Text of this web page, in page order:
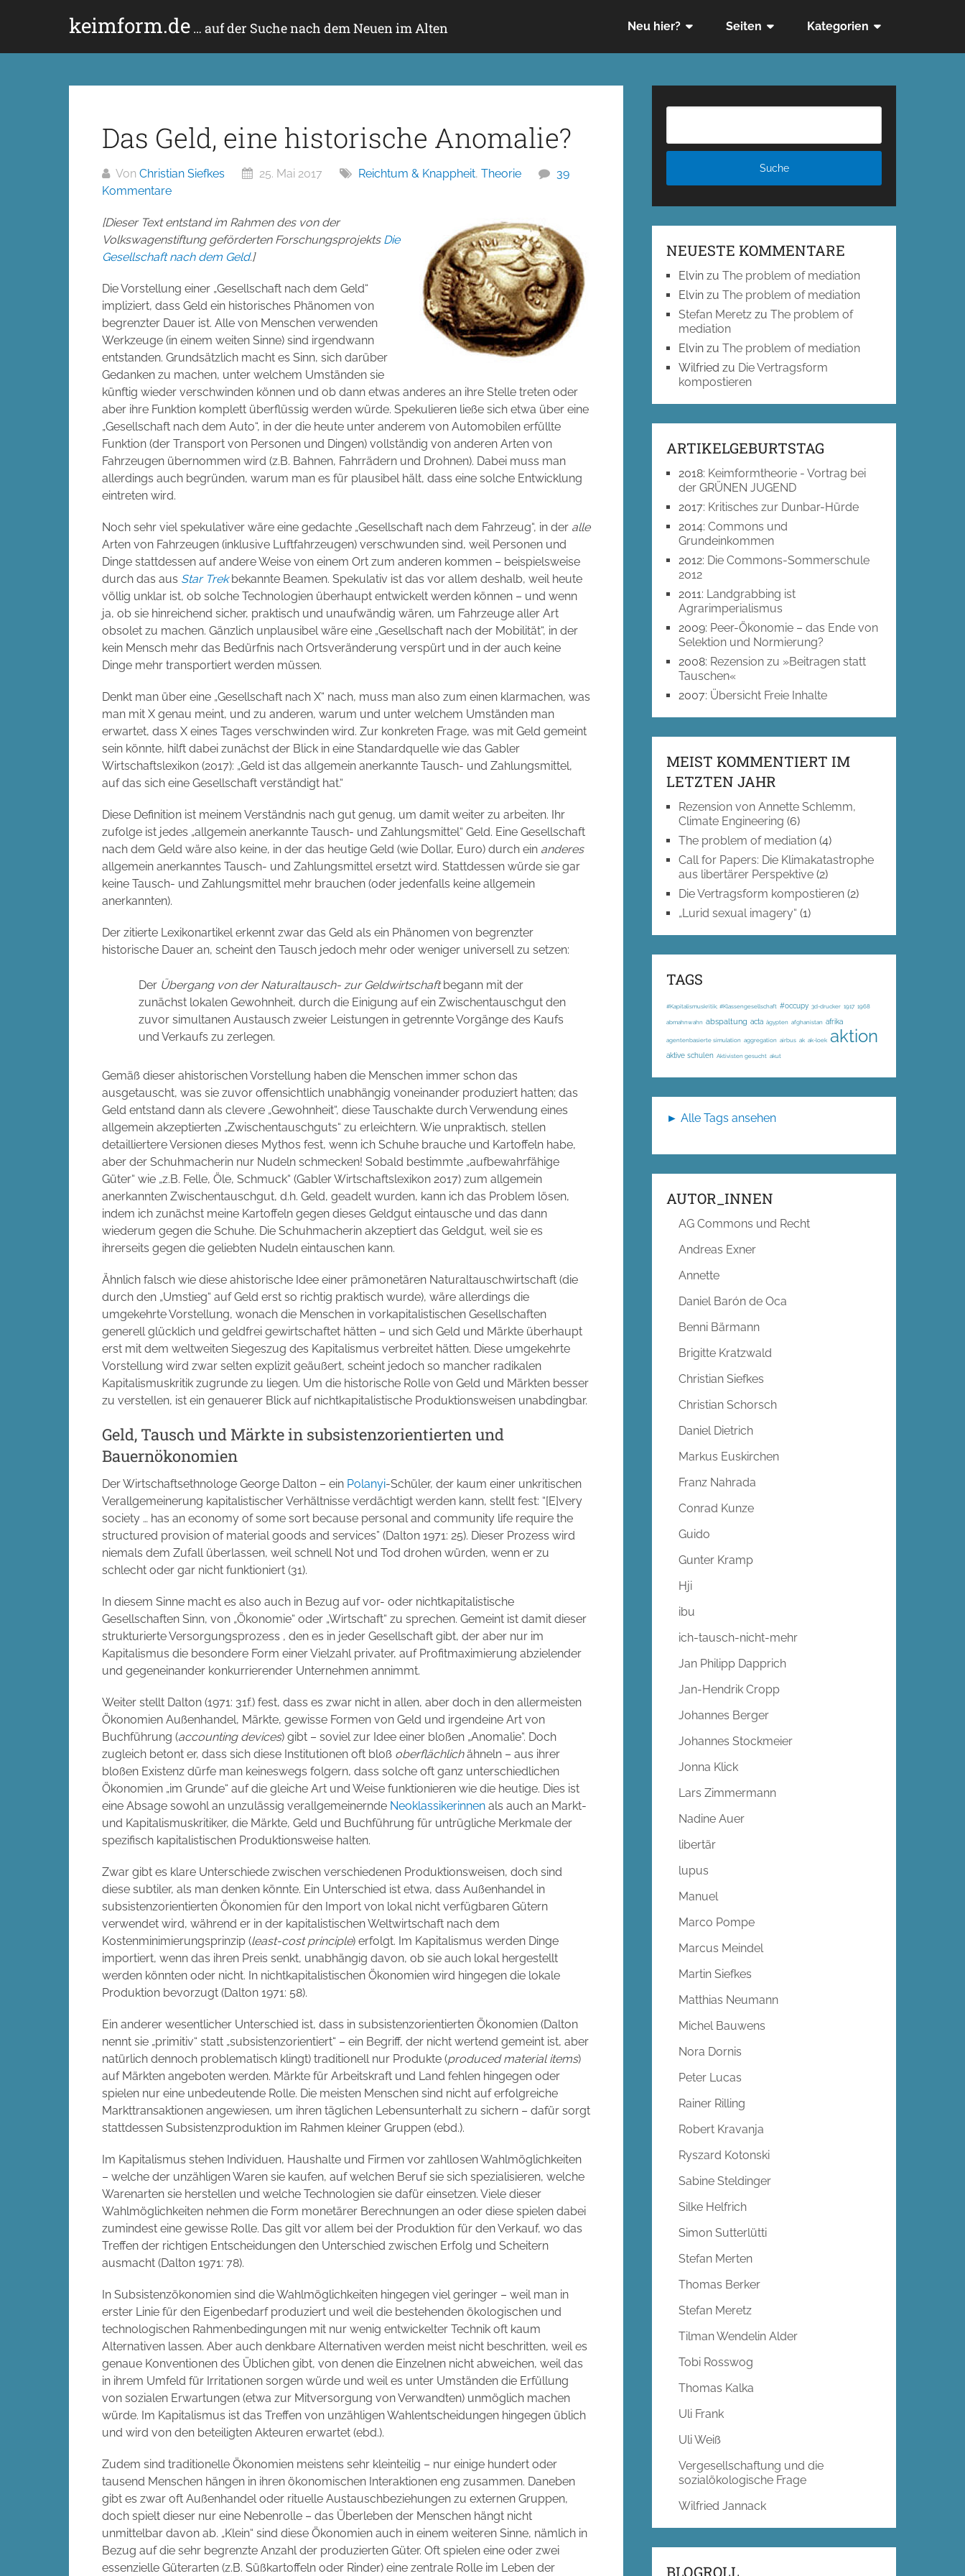
keimform.de … auf der Suche nach dem Neuen im Alten Neu hier? Seiten Kategorien
Das Geld, eine historische Anomalie?
Von Christian Siefkes 25. Mai 2017 Reichtum & Knappheit, Theorie
39
Kommentare
[Dieser Text entstand im Rahmen des von der
Volkswagenstiftung geförderten Forschungsprojekts Die
Gesellschaft nach dem Geld.]
Die Vorstellung einer „Gesellschaft nach dem Geld“
impliziert, dass Geld ein historisches Phänomen von
begrenzter Dauer ist. Alle von Menschen verwenden
Werkzeuge (in einem weiten Sinne) sind irgendwann
entstanden. Grundsätzlich macht es Sinn, sich darüber
Gedanken zu machen, unter welchem Umständen sie
künftig wieder verschwinden können und ob dann etwas anderes an ihre Stelle treten oder
aber ihre Funktion komplett überflüssig werden würde. Spekulieren ließe sich etwa über eine
„Gesellschaft nach dem Auto“, in der die heute unter anderem von Automobilen erfüllte
Funktion (der Transport von Personen und Dingen) vollständig von anderen Arten von
Fahrzeugen übernommen wird (z.B. Bahnen, Fahrrädern und Drohnen). Dabei muss man
allerdings auch begründen, warum man es für plausibel hält, dass eine solche Entwicklung
eintreten wird.
Noch sehr viel spekulativer wäre eine gedachte „Gesellschaft nach dem Fahrzeug“, in der alle
Arten von Fahrzeugen (inklusive Luftfahrzeugen) verschwunden sind, weil Personen und
Dinge stattdessen auf andere Weise von einem Ort zum anderen kommen – beispielsweise
durch das aus Star Trekbekannte Beamen. Spekulativ ist das vor allem deshalb, weil heute
völlig unklar ist, ob solche Technologien überhaupt entwickelt werden können – und wenn
ja, ob sie hinreichend sicher, praktisch und unaufwändig wären, um Fahrzeuge aller Art
obsolet zu machen. Gänzlich unplausibel wäre eine „Gesellschaft nach der Mobilität“, in der
kein Mensch mehr das Bedürfnis nach Ortsveränderung verspürt und in der auch keine
Dinge mehr transportiert werden müssen.
Denkt man über eine „Gesellschaft nach X“ nach, muss man also zum einen klarmachen, was
man mit X genau meint, und zu anderen, warum und unter welchem Umständen man
erwartet, dass X eines Tages verschwinden wird. Zur konkreten Frage, was mit Geld gemeint
sein könnte, hilft dabei zunächst der Blick in eine Standardquelle wie das Gabler
Wirtschaftslexikon (2017): „Geld ist das allgemein anerkannte Tausch- und Zahlungsmittel,
auf das sich eine Gesellschaft verständigt hat.“
Diese Definition ist meinem Verständnis nach gut genug, um damit weiter zu arbeiten. Ihr
zufolge ist jedes „allgemein anerkannte Tausch- und Zahlungsmittel“ Geld. Eine Gesellschaft
nach dem Geld wäre also keine, in der das heutige Geld (wie Dollar, Euro) durch ein anderes
allgemein anerkanntes Tausch- und Zahlungsmittel ersetzt wird. Stattdessen würde sie gar
keine Tausch- und Zahlungsmittel mehr brauchen (oder jedenfalls keine allgemein
anerkannten).
Der zitierte Lexikonartikel erkennt zwar das Geld als ein Phänomen von begrenzter
historische Dauer an, scheint den Tausch jedoch mehr oder weniger universell zu setzen:
Der Übergang von der Naturaltausch- zur Geldwirtschaftbegann mit der
zunächst lokalen Gewohnheit, durch die Einigung auf ein Zwischentauschgut den
zuvor simultanen Austausch zweier Leistungen in getrennte Vorgänge des Kaufs
und Verkaufs zu zerlegen.
Gemäß dieser ahistorischen Vorstellung haben die Menschen immer schon das
ausgetauscht, was sie zuvor offensichtlich unabhängig voneinander produziert hatten; das
Geld entstand dann als clevere „Gewohnheit“, diese Tauschakte durch Verwendung eines
allgemein akzeptierten „Zwischentauschguts“ zu erleichtern. Wie unpraktisch, stellen
detailliertere Versionen dieses Mythos fest, wenn ich Schuhe brauche und Kartoffeln habe,
aber der Schuhmacherin nur Nudeln schmecken! Sobald bestimmte „aufbewahrfähige
Güter“ wie „z.B. Felle, Öle, Schmuck“ (Gabler Wirtschaftslexikon 2017) zum allgemein
anerkannten Zwischentauschgut, d.h. Geld, geadelt wurden, kann ich das Problem lösen,
indem ich zunächst meine Kartoffeln gegen dieses Geldgut eintausche und das dann
wiederum gegen die Schuhe. Die Schuhmacherin akzeptiert das Geldgut, weil sie es
ihrerseits gegen die geliebten Nudeln eintauschen kann.
Ähnlich falsch wie diese ahistorische Idee einer prämonetären Naturaltauschwirtschaft (die
durch den „Umstieg“ auf Geld erst so richtig praktisch wurde), wäre allerdings die
umgekehrte Vorstellung, wonach die Menschen in vorkapitalistischen Gesellschaften
generell glücklich und geldfrei gewirtschaftet hätten – und sich Geld und Märkte überhaupt
erst mit dem weltweiten Siegeszug des Kapitalismus verbreitet hätten. Diese umgekehrte
Vorstellung wird zwar selten explizit geäußert, scheint jedoch so mancher radikalen
Kapitalismuskritik zugrunde zu liegen. Um die historische Rolle von Geld und Märkten besser
zu verstellen, ist ein genauerer Blick auf nichtkapitalistische Produktionsweisen unabdingbar.
Geld, Tausch und Märkte in subsistenzorientierten und
Bauernökonomien
Der Wirtschaftsethnologe George Dalton – ein Polanyi-Schüler, der kaum einer unkritischen
Verallgemeinerung kapitalistischer Verhältnisse verdächtigt werden kann, stellt fest: “[E]very
society … has an economy of some sort because personal and community life require the
structured provision of material goods and services” (Dalton 1971: 25). Dieser Prozess wird
niemals dem Zufall überlassen, weil schnell Not und Tod drohen würden, wenn er zu
schlecht oder gar nicht funktioniert (31).
In diesem Sinne macht es also auch in Bezug auf vor- oder nichtkapitalistische
Gesellschaften Sinn, von „Ökonomie“ oder „Wirtschaft“ zu sprechen. Gemeint ist damit dieser
strukturierte Versorgungsprozess , den es in jeder Gesellschaft gibt, der aber nur im
Kapitalismus die besondere Form einer Vielzahl privater, auf Profitmaximierung abzielender
und gegeneinander konkurrierender Unternehmen annimmt.
Weiter stellt Dalton (1971: 31f.) fest, dass es zwar nicht in allen, aber doch in den allermeisten
Ökonomien Außenhandel, Märkte, gewisse Formen von Geld und irgendeine Art von
Buchführung (accounting devices) gibt – soviel zur Idee einer bloßen „Anomalie“. Doch
zugleich betont er, dass sich diese Institutionen oft bloß oberflächlichähneln – aus ihrer
bloßen Existenz dürfe man keineswegs folgern, dass solche oft ganz unterschiedlichen
Ökonomien „im Grunde“ auf die gleiche Art und Weise funktionieren wie die heutige. Dies ist
eine Absage sowohl an unzulässig verallgemeinernde Neoklassikerinnen als auch an Markt-
und Kapitalismuskritiker, die Märkte, Geld und Buchführung für untrügliche Merkmale der
spezifisch kapitalistischen Produktionsweise halten.
Zwar gibt es klare Unterschiede zwischen verschiedenen Produktionsweisen, doch sind
diese subtiler, als man denken könnte. Ein Unterschied ist etwa, dass Außenhandel in
subsistenzorientierten Ökonomien für den Import von lokal nicht verfügbaren Gütern
verwendet wird, während er in der kapitalistischen Weltwirtschaft nach dem
Kostenminimierungsprinzip (least-cost principle) erfolgt. Im Kapitalismus werden Dinge
importiert, wenn das ihren Preis senkt, unabhängig davon, ob sie auch lokal hergestellt
werden könnten oder nicht. In nichtkapitalistischen Ökonomien wird hingegen die lokale
Produktion bevorzugt (Dalton 1971: 58).
Ein anderer wesentlicher Unterschied ist, dass in subsistenzorientierten Ökonomien (Dalton
nennt sie „primitiv“ statt „subsistenzorientiert“ – ein Begriff, der nicht wertend gemeint ist, aber
natürlich dennoch problematisch klingt) traditionell nur Produkte (produced material items)
auf Märkten angeboten werden. Märkte für Arbeitskraft und Land fehlen hingegen oder
spielen nur eine unbedeutende Rolle. Die meisten Menschen sind nicht auf erfolgreiche
Markttransaktionen angewiesen, um ihren täglichen Lebensunterhalt zu sichern – dafür sorgt
stattdessen Subsistenzproduktion im Rahmen kleiner Gruppen (ebd.).
Im Kapitalismus stehen Individuen, Haushalte und Firmen vor zahllosen Wahlmöglichkeiten
– welche der unzähligen Waren sie kaufen, auf welchen Beruf sie sich spezialisieren, welche
Warenarten sie herstellen und welche Technologien sie dafür einsetzen. Viele dieser
Wahlmöglichkeiten nehmen die Form monetärer Berechnungen an oder diese spielen dabei
zumindest eine gewisse Rolle. Das gilt vor allem bei der Produktion für den Verkauf, wo das
Treffen der richtigen Entscheidungen den Unterschied zwischen Erfolg und Scheitern
ausmacht (Dalton 1971: 78).
In Subsistenzökonomien sind die Wahlmöglichkeiten hingegen viel geringer – weil man in
erster Linie für den Eigenbedarf produziert und weil die bestehenden ökologischen und
technologischen Rahmenbedingungen mit nur wenig entwickelter Technik oft kaum
Alternativen lassen. Aber auch denkbare Alternativen werden meist nicht beschritten, weil es
genaue Konventionen des Üblichen gibt, von denen die Einzelnen nicht abweichen, weil das
in ihrem Umfeld für Irritationen sorgen würde und weil es unter Umständen die Erfüllung
von sozialen Erwartungen (etwa zur Mitversorgung von Verwandten) unmöglich machen
würde. Im Kapitalismus ist das Treffen von unzähligen Wahlentscheidungen hingegen üblich
und wird von den beteiligten Akteuren erwartet (ebd.).
Zudem sind traditionelle Ökonomien meistens sehr kleinteilig – nur einige hundert oder
tausend Menschen hängen in ihren ökonomischen Interaktionen eng zusammen. Daneben
gibt es zwar oft Außenhandel oder rituelle Austauschbeziehungen zu externen Gruppen,
doch spielt dieser nur eine Nebenrolle – das Überleben der Menschen hängt nicht
unmittelbar davon ab. „Klein“ sind diese Ökonomien auch in einem weiteren Sinne, nämlich in
Bezug auf die sehr begrenzte Anzahl der produzierten Güter. Oft spielen eine oder zwei
essenzielle Güterarten (z.B. Süßkartoffeln oder Rinder) eine zentrale Rolle im Leben der
NEUESTE KOMMENTARE
Elvin zuThe problem of mediation
Elvin zuThe problem of mediation
Stefan Meretz zuThe problem of
mediation
Elvin zuThe problem of mediation
Wilfried zu Die Vertragsform
kompostieren
ARTIKELGEBURTSTAG
2018: Keimformtheorie - Vortrag bei
der GRÜNEN JUGEND
2017: Kritisches zur Dunbar-Hürde
2014:Commons und
Grundeinkommen
2012: Die Commons-Sommerschule
2012
2011: Landgrabbing ist
Agrarimperialismus
2009: Peer-Ökonomie – das Ende von
Selektion und Normierung?
2008: Rezension zu »Beitragen statt
Tauschen«
2007: Übersicht Freie Inhalte
MEIST KOMMENTIERT IM
LETZTEN JAHR
Rezension von Annette Schlemm,
Climate Engineering (6)
The problem of mediation (4)
Call for Papers: Die Klimakatastrophe
aus libertärer Perspektive (2)
Die Vertragsform kompostieren (2)
„Lurid sexual imagery“ (1)
TAGS
#Kapitalismuskritik; #Klassengesellschaft #occupy 3d-drucker 1917 1968
abmahnwahn abspaltung acta ägypten afghanistan afrika
agentenbasierte simulation aggregation airbus ak ak-loek aktion
aktive schulen Aktivisten gesucht akut
► Alle Tags ansehen
AUTOR_INNEN
AG Commons und Recht
Andreas Exner
Annette
Daniel Barón de Oca
Benni Bärmann
Brigitte Kratzwald
Christian Siefkes
Christian Schorsch
Daniel Dietrich
Markus Euskirchen
Franz Nahrada
Conrad Kunze
Guido
Gunter Kramp
Hji
ibu
ich-tausch-nicht-mehr
Jan Philipp Dapprich
Jan-Hendrik Cropp
Johannes Berger
Johannes Stockmeier
Jonna Klick
Lars Zimmermann
Nadine Auer
libertär
lupus
Manuel
Marco Pompe
Marcus Meindel
Martin Siefkes
Matthias Neumann
Michel Bauwens
Nora Dornis
Peter Lucas
Rainer Rilling
Robert Kravanja
Ryszard Kotonski
Sabine Steldinger
Silke Helfrich
Simon Sutterlütti
Stefan Merten
Thomas Berker
Stefan Meretz
Tilman Wendelin Alder
Tobi Rosswog
Thomas Kalka
Uli Frank
Uli Weiß
Vergesellschaftung und die
sozialökologische Frage
Wilfried Jannack
BLOGROLL